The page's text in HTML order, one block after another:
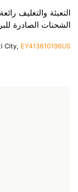
التعبئة والتغليف
الشحنات الصادرة
City, EY413610196US